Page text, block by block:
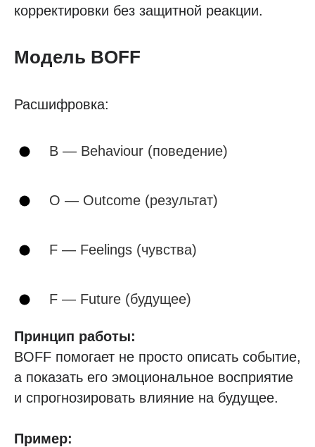
корректировки без защитной реакции.
Модель BOFF
Расшифровка:
B — Behaviour (поведение)
O — Outcome (результат)
F — Feelings (чувства)
F — Future (будущее)
Принцип работы:
BOFF помогает не просто описать событие,
а показать его эмоциональное восприятие
и спрогнозировать влияние на будущее.
Пример: